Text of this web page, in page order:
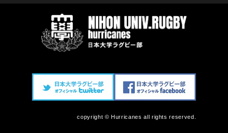
copyright © Hurricanes all rights reserved.